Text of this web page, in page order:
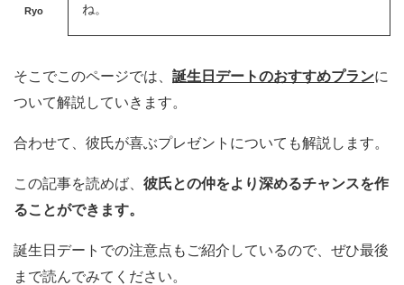
Ryo
ね。
そこでこのページでは、 誕生日デートのおすすめプランに
ついて解説していきます。
合わせて、彼氏が喜ぶプレゼントについても解説します。
この記事を読めば、 彼氏との仲をより深めるチャンスを作
ることができます。
誕生日デートでの注意点もご紹介しているので、ぜひ最後
まで読んでみてください。